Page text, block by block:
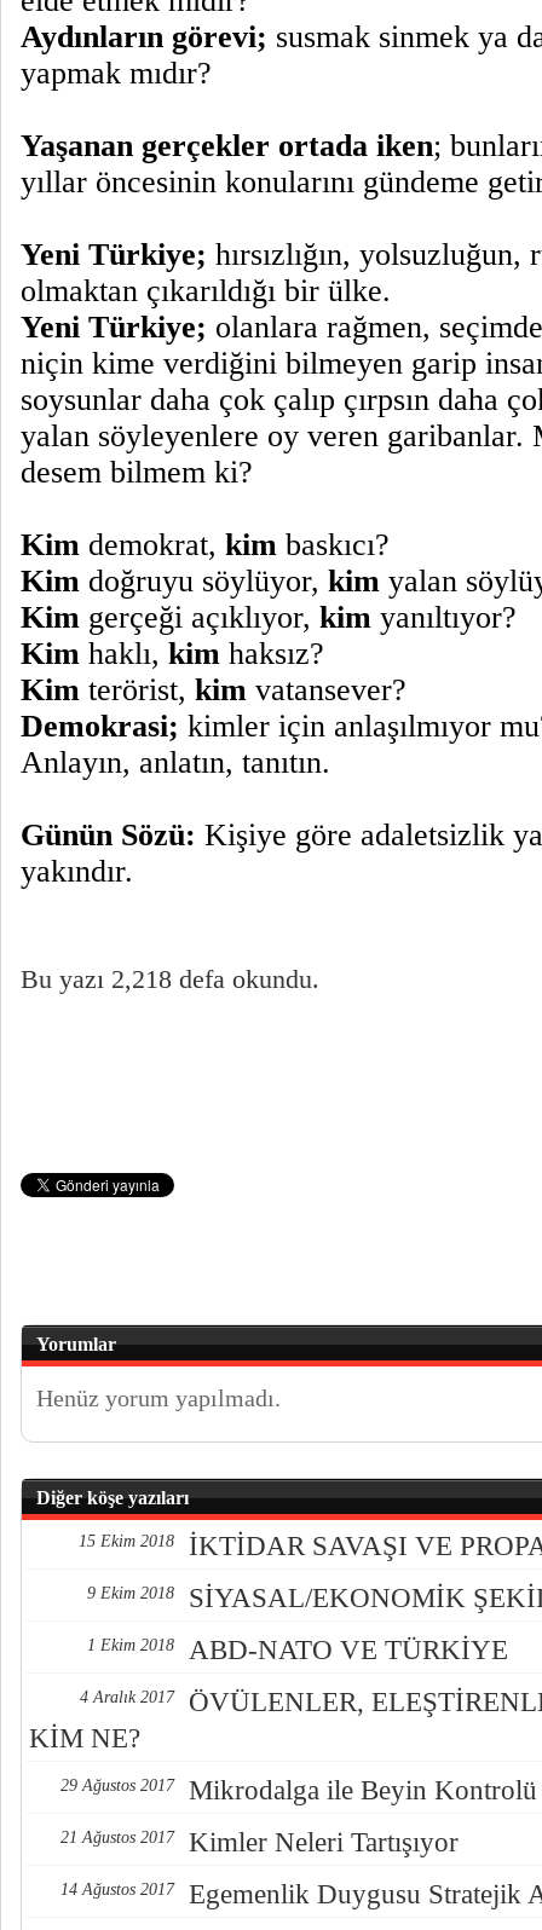
Aydınların görevi; susmak sinmek ya
yapmak mıdır?
Yaşanan gerçekler ortada iken;
yıllar öncesinin konularını gündeme
Yeni Türkiye; hırsızlığın,
olmaktan çıkarıldığı bir ülke.
Yeni Türkiye; olanlara rağmen,
niçin kime verdiğini bilmeyen garip
soysunlar daha çok çalıp çırpsın daha
yalan söyleyenlere oy veren garibanlar.
desem bilmem ki?
Kim demokrat, kim baskıcı?
Kim doğruyu söylüyor, kim yalan
Kim gerçeği açıklıyor, kim yanıltıyor?
Kim haklı, kim haksız?
Kim terörist, kim vatansever?
Demokrasi; kimler için anlaşılmıyor
Anlayın, anlatın, tanıtın.
Günün Sözü: Kişiye göre adaletsizlik
yakındır.
Bu yazı 2,218 defa okundu.
Yorumlar
Henüz yorum yapılmadı.
Diğer köşe yazıları
15 Ekim 2018 İKTİDAR SAVAŞI VE
9 Ekim 2018 SİYASAL/EKONOMİK
1 Ekim 2018 ABD-NATO VE TÜRKİYE
4 Aralık 2017
ÖVÜLENLER,
KİM NE?
29 Ağustos 2017 Mikrodalga ile Beyin Kontrolü
21 Ağustos 2017 Kimler Neleri Tartışıyor
14 Ağustos 2017 Egemenlik Duygusu Stratejik